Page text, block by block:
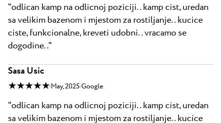
"odlican kamp na odlicnoj poziciji.. kamp cist, uredan
sa velikim bazenom i mjestom za rostiljanje.. kucice
ciste, funkcionalne, kreveti udobni.. vracamo se
dogodine.."
Sasa Usic
★ ★ ★ ★ ★ May, 2025 Google
"odlican kamp na odlicnoj poziciji.. kamp cist, uredan
sa velikim bazenom i mjestom za rostiljanje.. kucice